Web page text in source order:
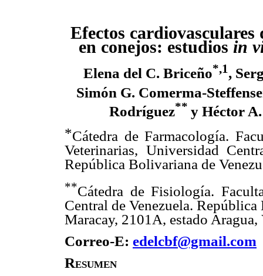
Efectos cardiovasculares
en conejos: estudios in
Elena del C. Briceño*,1,
Simón G. Comerma-
Rodríguez** y Héctor
*Cátedra de Farmacología.
Veterinarias, Universidad
República Bolivariana de
**Cátedra de Fisiología.
Central de Venezuela.
Maracay, 2101A, estado Aragua,
Correo-E: edelcbf@gmail.com
Resumen